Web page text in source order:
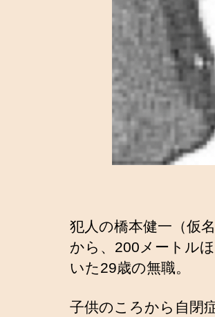
犯人の橋本健一（仮
から、200メートル
いた29歳の無職。
子供のころから自閉